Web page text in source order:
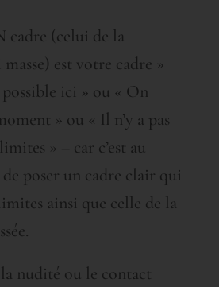
(celui de la
est votre cadre »
ici » ou « On
» ou « Il n’y a pas
» – car c’est au
de poser un cadre clair qui
ainsi que celle de la
nudité ou le contact